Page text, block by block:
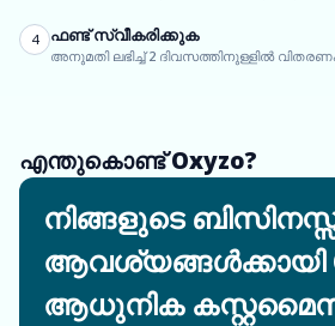
4 ഫണ്ട് സ്വീകരിക്കുക
അനുമതി ലഭിച്ച് 2 ദിവസത്തിനുള്ളിൽ
എന്തുകൊണ്ട് Oxyzo?
നിങ്ങളുടെ
ആവശ്യങ്ങൾക്കായി
ആധുനിക